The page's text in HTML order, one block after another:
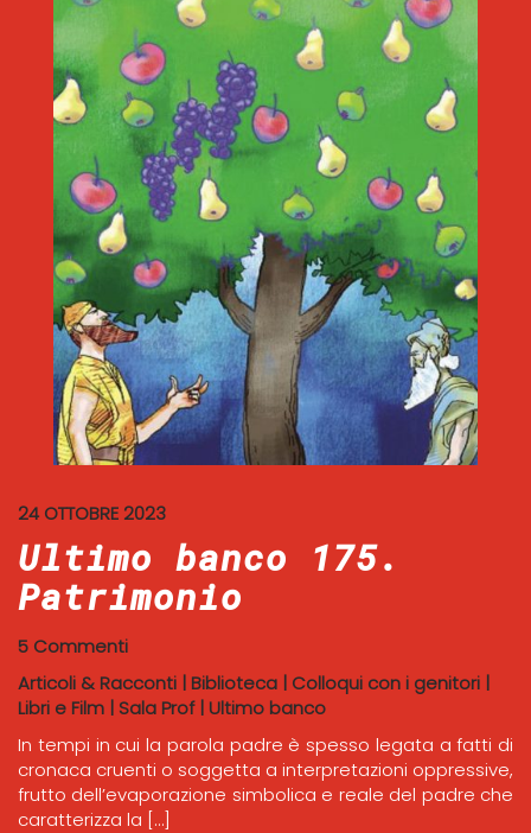
24 OTTOBRE 2023
Ultimo banco 175.
Patrimonio
5 Commenti
Articoli & Racconti | Biblioteca | Colloqui con i genitori |
Libri e Film | Sala Prof| Ultimo banco
In tempi in cui la parola padre è spesso legata a fatti di
cronaca cruenti o soggetta a interpretazioni oppressive,
frutto dell’evaporazione simbolica e reale del padre che
caratterizza la […]